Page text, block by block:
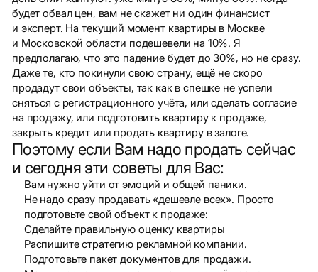
будет обвал цен, вам не скажет ни один финансист
и эксперт. На текущий момент квартиры в Москве
и Московской области подешевели на 10%. Я
предполагаю, что это падение будет до 30%, но не сразу.
Даже те, кто покинули свою страну, ещё не скоро
продадут свои объекты, так как в спешке не успели
сняться с регистрационного учёта, или сделать согласие
на продажу, или подготовить квартиру к продаже,
закрыть кредит или продать квартиру в залоге.
Поэтому если Вам надо продать сейчас
и сегодня эти советы для Вас:
Вам нужно уйти от эмоций и общей паники.
Не надо сразу продавать «дешевле всех». Просто
подготовьте свой объект к продаже:
Сделайте правильную оценку квартиры
Распишите стратегию рекламной компании.
Подготовьте пакет документов для продажи.